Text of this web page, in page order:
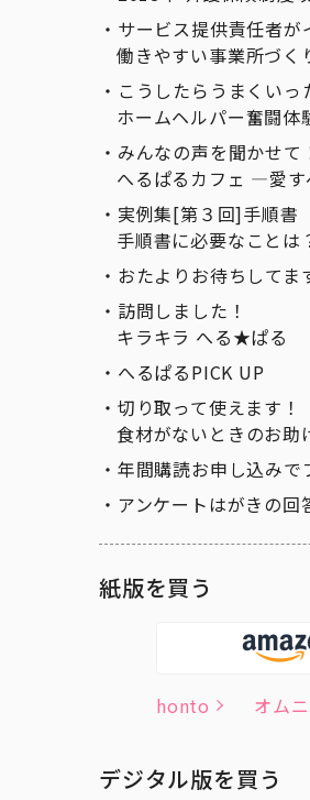
サービス提供責任者が
働きやすい事業所づ
こうしたらうまくいっ
ホームヘルパー奮闘体
みんなの声を聞かせて
へるぱるカフェ ―愛
実例集[第３回]手順書
手順書に必要なことは
おたよりお待ちしてま
訪問しました！
キラキラ へる★ぱる
へるぱるPICK UP
切り取って使えます！
食材がないときのお助
年間購読お申し込みで
アンケートはがきの回
紙版を買う
honto オム
デジタル版を買う